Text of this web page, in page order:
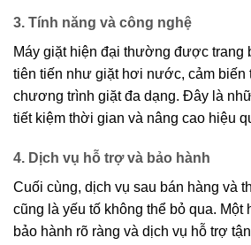
3. Tính năng và công nghệ
Máy giặt hiện đại thường được trang
tiên tiến như giặt hơi nước, cảm biến
chương trình giặt đa dạng. Đây là
tiết kiệm thời gian và nâng cao hiệu
4. Dịch vụ hỗ trợ và bảo hành
Cuối cùng, dịch vụ sau bán hàng và
cũng là yếu tố không thể bỏ qua. Một
bảo hành rõ ràng và dịch vụ hỗ trợ